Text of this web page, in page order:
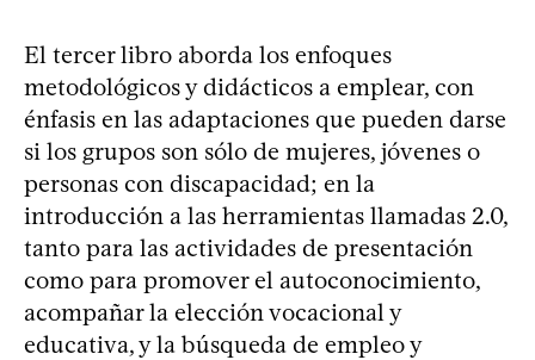
El tercer libro aborda los enfoques
metodológicos y didácticos a emplear, con
énfasis en las adaptaciones que pueden darse
si los grupos son sólo de mujeres, jóvenes o
personas con discapacidad; en la
introducción a las herramientas llamadas 2.0,
tanto para las actividades de presentación
como para promover el autoconocimiento,
acompañar la elección vocacional y
educativa, y la búsqueda de empleo y